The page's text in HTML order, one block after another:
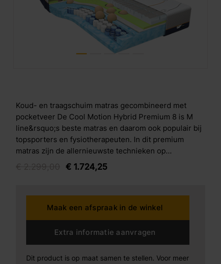
Koud- en traagschuim matras gecombineerd met
pocketveer De Cool Motion Hybrid Premium 8 is M
line&rsquo;s beste matras en daarom ook populair bij
topsporters en fysiotherapeuten. In dit premium
matras zijn de allernieuwste technieken op
slaapgebied verwerkt. De basis van het matras is een
7-zones pocketvering, voor ondersteuning tot in
kunt bewegen tijdens je slaap en dankzij het visco-
elastisch schuim in de bovenlaag vormt het matras
zich exact naar je lichaam. Opbouw Cool Motion 8 Je
ervaart een betere nachtrust dan ooit door de
€ 1.724,25
Maak een afspraak in de winkel
Extra informatie aanvragen
Dit product is op maat samen te stellen. Voor meer